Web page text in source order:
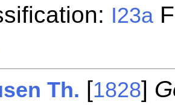
I23a
Th. [1828]